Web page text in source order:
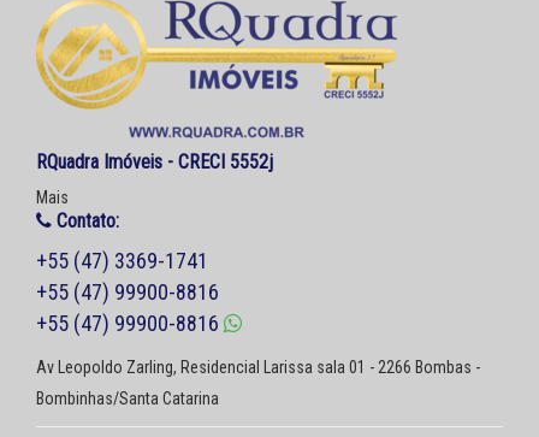
RQuadra Imóveis - CRECI 5552j
Mais
Contato:
+55 (47) 3369-1741
+55 (47) 99900-8816
+55 (47) 99900-8816
Av Leopoldo Zarling, Residencial Larissa sala 01 - 2266 Bombas -
Bombinhas/Santa Catarina